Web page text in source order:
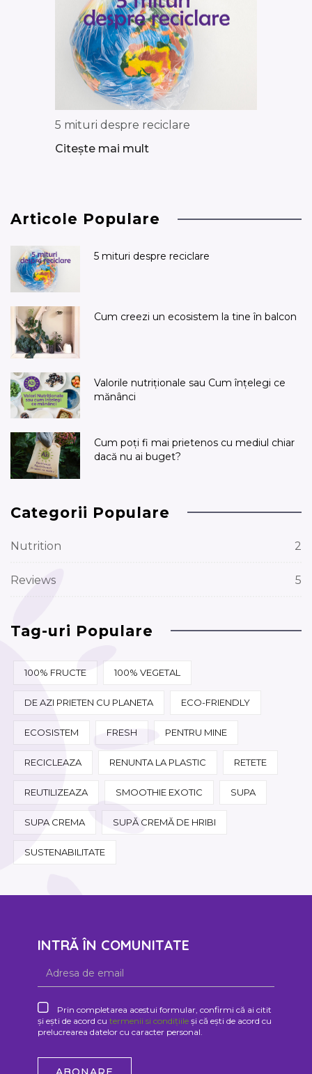
5 mituri despre reciclare
Citește mai mult
Articole Populare
5 mituri despre reciclare
Cum creezi un ecosistem la tine în balcon
Valorile nutriționale sau Cum înțelegi ce
mănânci
Cum poți fi mai prietenos cu mediul chiar
dacă nu ai buget?
Categorii Populare
Nutrition 2
Reviews 5
Tag-uri Populare
100% FRUCTE 100% VEGETAL
DE AZI PRIETEN CU PLANETA ECO-FRIENDLY
ECOSISTEM FRESH PENTRU MINE
RECICLEAZA RENUNTA LA PLASTIC RETETE
REUTILIZEAZA SMOOTHIE EXOTIC SUPA
SUPA CREMA SUPĂ CREMĂ DE HRIBI
SUSTENABILITATE
INTRĂ ÎN COMUNITATE
Prin completarea acestui formular, confirmi că ai citit
și ești de acord cu termenii si condițiile și că ești de acord cu
prelucrearea datelor cu caracter personal.